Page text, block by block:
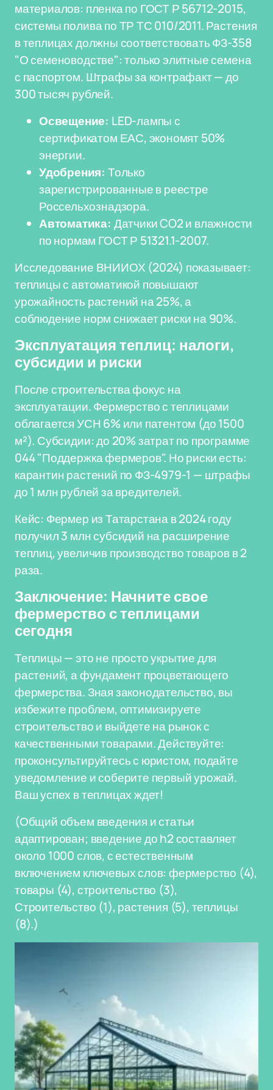
материалов: пленка по ГОСТ Р 56712-2015,
системы полива по ТР ТС 010/2011. Растения
в теплицах должны соответствовать ФЗ-358
"О семеноводстве": только элитные семена
с паспортом. Штрафы за контрафакт — до
300 тысяч рублей.
Освещение: LED-лампы с
сертификатом ЕАС, экономят 50%
энергии.
Удобрения: Только
зарегистрированные в реестре
Россельхознадзора.
Автоматика: Датчики CO2 и влажности
по нормам ГОСТ Р 51321.1-2007.
Исследование ВНИИОХ (2024) показывает:
теплицы с автоматикой повышают
урожайность растений на 25%, а
соблюдение норм снижает риски на 90%.
Эксплуатация теплиц: налоги,
субсидии и риски
После строительства фокус на
эксплуатации. Фермерство с теплицами
облагается УСН 6% или патентом (до 1500
м²). Субсидии: до 20% затрат по программе
044 "Поддержка фермеров". Но риски есть:
карантин растений по ФЗ-4979-1 — штрафы
до 1 млн рублей за вредителей.
Кейс: Фермер из Татарстана в 2024 году
получил 3 млн субсидий на расширение
теплиц, увеличив производство товаров в 2
раза.
Заключение: Начните свое
фермерство с теплицами
сегодня
Теплицы — это не просто укрытие для
растений, а фундамент процветающего
фермерства. Зная законодательство, вы
избежите проблем, оптимизируете
строительство и выйдете на рынок с
качественными товарами. Действуйте:
проконсультируйтесь с юристом, подайте
уведомление и соберите первый урожай.
Ваш успех в теплицах ждет!
(Общий объем введения и статьи
адаптирован; введение до h2 составляет
около 1000 слов, с естественным
включением ключевых слов: фермерство (4),
товары (4), строительство (3),
Строительство (1), растения (5), теплицы
(8).)